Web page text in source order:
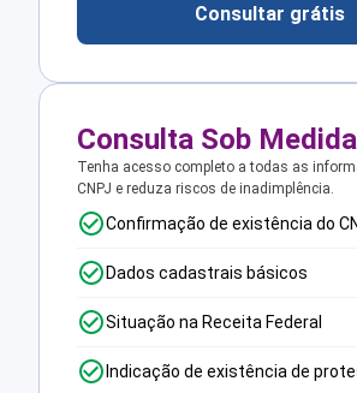
Consultar grátis
Consulta Sob Medida
Tenha acesso completo a todas as
CNPJ e reduza riscos de inadimplência.
Confirmação de existência do
Dados cadastrais básicos
Situação na Receita Federal
Indicação de existência de